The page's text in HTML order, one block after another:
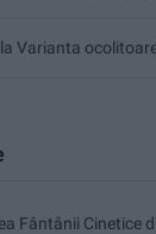
Varianta
Fântânii Cinetice